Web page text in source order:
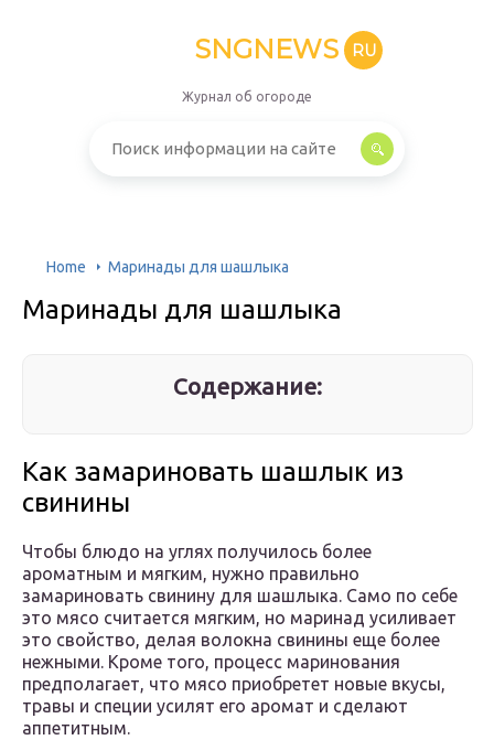
SNGNEWS RU
Журнал об огороде
Home Маринады для шашлыка
Маринады для шашлыка
Содержание:
Как замариновать шашлык из
свинины
Чтобы блюдо на углях получилось более
ароматным и мягким, нужно правильно
замариновать свинину для шашлыка. Само по себе
это мясо считается мягким, но маринад усиливает
это свойство, делая волокна свинины еще более
нежными. Кроме того, процесс маринования
предполагает, что мясо приобретет новые вкусы,
травы и специи усилят его аромат и сделают
аппетитным.